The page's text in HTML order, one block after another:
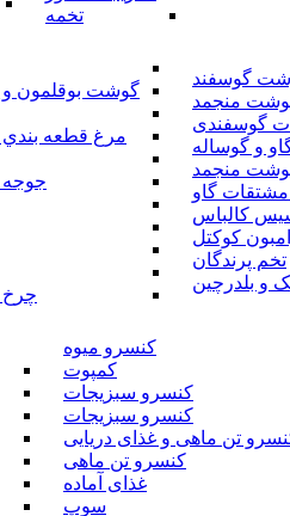
تخمه
گوسفند
منجمد
گوسفندی
و گوساله
منجمد
گاو
کالباس
کوکتل
تخم پرندگان
و بلدرچین
گوشت بوقلمون و
مرغ قطعه بندي
جوجه
چرخ
کنسرو میوه
کمپوت
کنسرو سبزیجات
کنسرو سبزیجات
تن ماهی و غذای دریایی
کنسرو تن ماهی
غذای آماده
سوپ